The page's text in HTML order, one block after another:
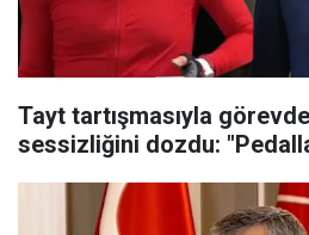
Tayt tartışmasıyla
sessizliğini dozdu: